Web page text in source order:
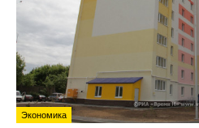
Экономика